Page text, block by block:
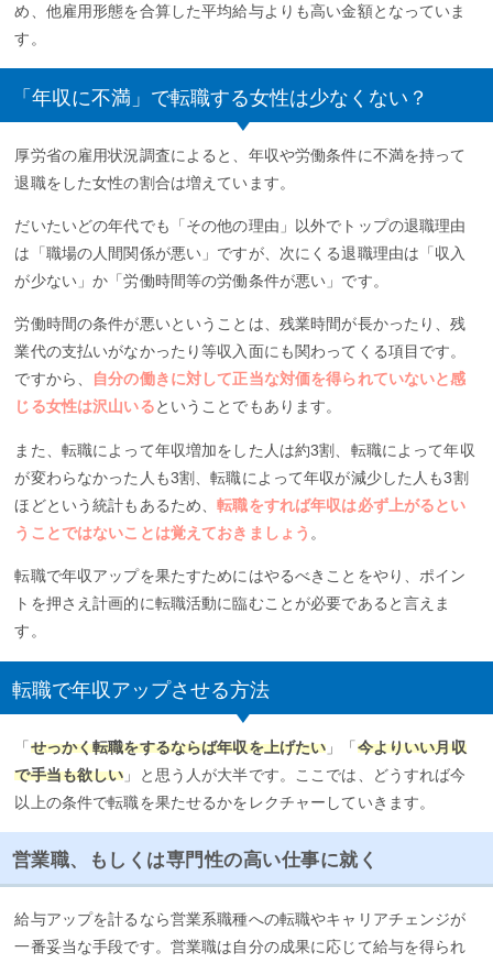
め、他雇用形態を合算した平均給与よりも高い金額となっていま
す。
「年収に不満」で転職する女性は少なくない？
厚労省の雇用状況調査によると、年収や労働条件に不満を持って
退職をした女性の割合は増えています。
だいたいどの年代でも「その他の理由」以外でトップの退職理由
は「職場の人間関係が悪い」ですが、次にくる退職理由は「収入
が少ない」か「労働時間等の労働条件が悪い」です。
労働時間の条件が悪いということは、残業時間が長かったり、残
業代の支払いがなかったり等収入面にも関わってくる項目です。
ですから、
自分の働きに対して正当な対価を得られていないと感
じる女性は沢山いるということでもあります。
また、転職によって年収増加をした人は約3割、転職によって年収
が変わらなかった人も3割、転職によって年収が減少した人も3割
ほどという統計もあるため、転職をすれば年収は必ず上がるとい
うことではないことは覚えておきましょう 。
転職で年収アップを果たすためにはやるべきことをやり、ポイン
トを押さえ計画的に転職活動に臨むことが必要であると言えま
す。
転職で年収アップさせる方法
「 せっかく転職をするならば年収を上げたい 」「 今よりいい月収
で手当も欲しい 」と思う人が大半です。ここでは、どうすれば今
以上の条件で転職を果たせるかをレクチャーしていきます。
営業職、もしくは専門性の高い仕事に就く
給与アップを計るなら営業系職種への転職やキャリアチェンジが
一番妥当な手段です。営業職は自分の成果に応じて給与を得られ